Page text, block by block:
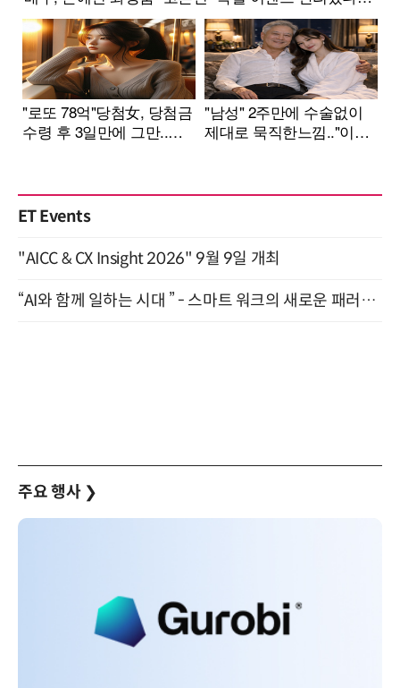
ET Events
"AICC & CX Insight 2026" 9월 9일 개최
“AI와 함께 일하는 시대 ” - 스마트 워크의 새로운 패러다임 (9/11)
주요 행사 ❯